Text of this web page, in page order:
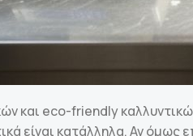
και eco-friendly
είναι κατάλληλα. Αν